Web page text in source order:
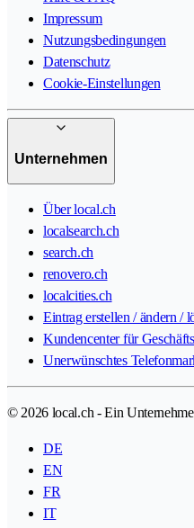
Impressum
Nutzungsbedingungen
Datenschutz
Cookie-Einstellungen
Unternehmen
Über local.ch
localsearch.ch
search.ch
renovero.ch
localcities.ch
Eintrag erstellen / ändern /
Kundencenter für
Unerwünschtes
© 2026 local.ch - Ein
DE
EN
FR
IT